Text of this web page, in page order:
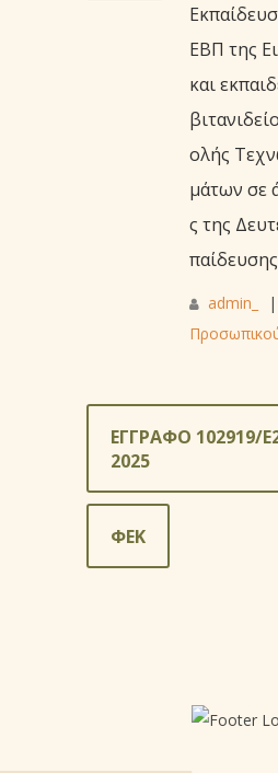
ΕΒΠ της
και
ολής
μάτων σε
ς της
admin_ |
ΕΓΓΡΑΦΟ 102919/
2025
ΦΕΚ